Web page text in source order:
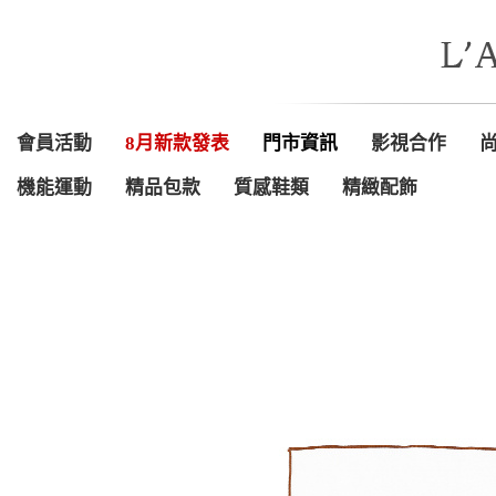
會員活動 8月新款發表 門市資訊 影視合作
機能運動 精品包款 質感鞋類 精緻配飾